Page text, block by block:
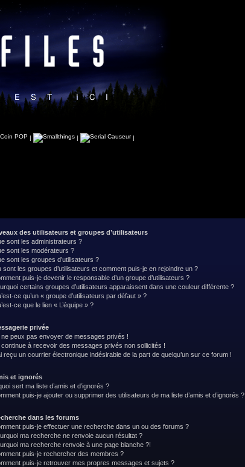
| | |
des utilisateurs et groupes d’utilisateurs
sont les administrateurs ?
sont les modérateurs ?
sont les groupes d’utilisateurs ?
sont les groupes d’utilisateurs et comment puis-je en rejoindre un ?
puis-je devenir le responsable d’un groupe d’utilisateurs ?
certains groupes d’utilisateurs apparaissent dans une couleur différente ?
ce qu’un « groupe d’utilisateurs par défaut » ?
ce que le lien « L’équipe » ?
privée
peux pas envoyer de messages privés !
à recevoir des messages privés non sollicités !
reçu un courrier électronique indésirable de la part de quelqu’un sur ce forum !
et ignorés
sert ma liste d’amis et d’ignorés ?
puis-je ajouter ou supprimer des utilisateurs de ma liste d’amis et d’ignorés ?
dans les forums
puis-je effectuer une recherche dans un ou des forums ?
ma recherche ne renvoie aucun résultat ?
ma recherche renvoie à une page blanche ?!
puis-je rechercher des membres ?
puis-je retrouver mes propres messages et sujets ?